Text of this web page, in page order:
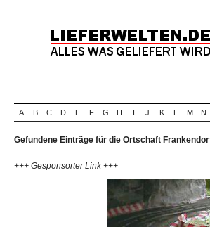
A B C D E F G H I J K L M N
Gefundene Einträge für die Ortschaft
+++ Gesponsorter Link +++